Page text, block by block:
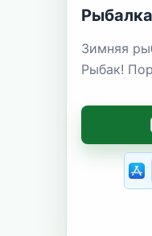
Зимняя
Рыбак!